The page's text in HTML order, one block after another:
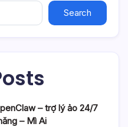
Search
– trợ lý ảo 24/7
– Mì Ai